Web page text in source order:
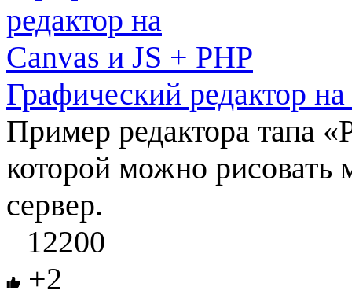
Графический редактор
Пример редактора тапа
которой можно
сервер.
12200
+2